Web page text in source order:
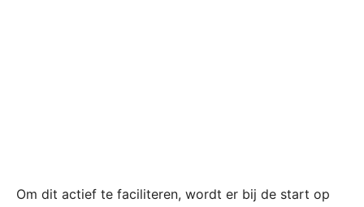
Om dit actief te faciliteren, wordt er bij de start op